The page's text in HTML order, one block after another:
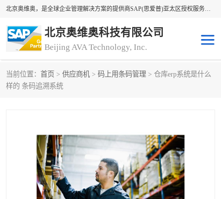
北京奥维奥，是全球企业管理解决方案的提供商SAP(思爱普)亚太区授权服务商领军者，SAP金牌服务商和代理商。企业ERP系统软件，SAP软件实施，17年来服务客户1500多家。提供SAP Business One，SAP Business ByDesign，SAP S/4HANA Cloud，SAP Analytics Cloud （分析云）等产品与解决方案。咨询专线：400-890-8880
北京奥维奥科技有限公司
Beijing AVA Technology, Inc.
当前位置： 首页 > 供应商机 > 码上用条码管理 > 仓库erp系统是什么
样的 条码追溯系统
sap系统
sap软件开发 sap管理系统
码上用条码管理 扫码系统
工厂ERP软件 制造业ERP系统